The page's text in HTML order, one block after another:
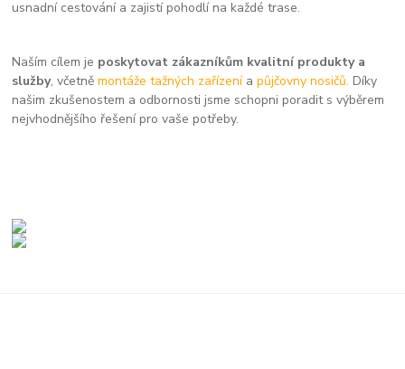
usnadní cestování a zajistí pohodlí na každé trase.
Naším cílem je poskytovat zákazníkům kvalitní produkty a
služby, včetněmontáže tažných zařízení apůjčovny nosičů. Díky
našim zkušenostem a odbornosti jsme schopni poradit s výběrem
nejvhodnějšího řešení pro vaše potřeby.